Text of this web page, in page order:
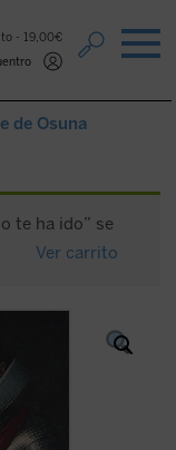
19,00€
de Osuna
te ha ido” se
Ver carrito